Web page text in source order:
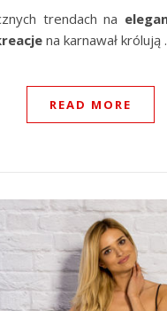
trendach na
na karnawał królują
READ MORE